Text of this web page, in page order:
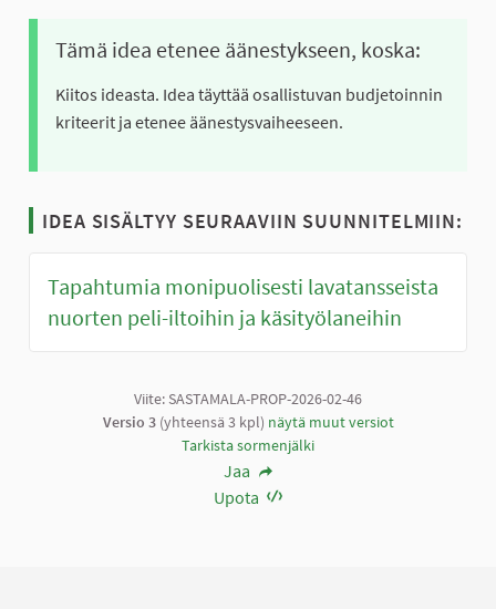
Tämä idea etenee äänestykseen, koska:
Kiitos ideasta. Idea täyttää osallistuvan budjetoinnin
kriteerit ja etenee äänestysvaiheeseen.
IDEA SISÄLTYY SEURAAVIIN SUUNNITELMIIN:
Tapahtumia monipuolisesti lavatansseista
nuorten peli-iltoihin ja käsityölaneihin
Viite: SASTAMALA-PROP-2026-02-46
Versio 3(yhteensä 3 kpl) näytä muut versiot
Tarkista sormenjälki
Jaa
Upota